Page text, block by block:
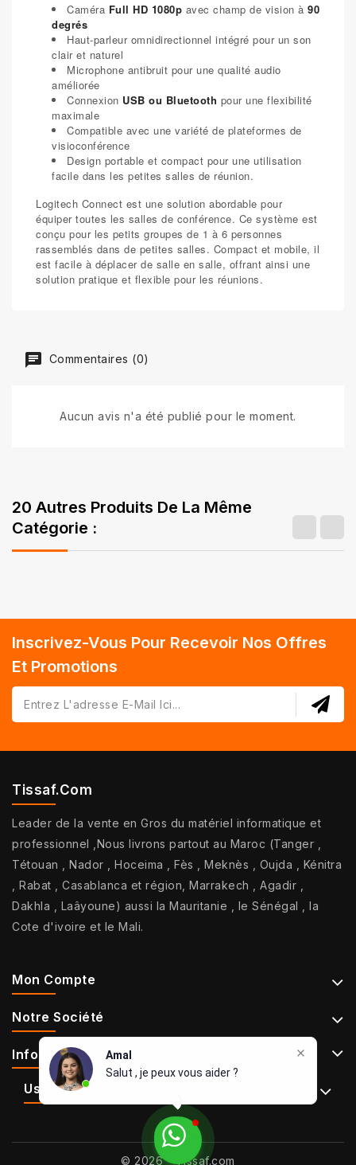
Amal
Salut , je peux vous aider ?
Caméra Full HD 1080p avec champ de vision à 90
degrés
Haut-parleur omnidirectionnel intégré pour un son
clair et naturel
Microphone antibruit pour une qualité audio
améliorée
Connexion USB ou Bluetooth pour une flexibilité
maximale
Compatible avec une variété de plateformes de
visioconférence
Design portable et compact pour une utilisation
facile dans les petites salles de réunion.
Logitech Connect est une solution abordable pour
équiper toutes les salles de conférence. Ce système est
conçu pour les petits groupes de 1 à 6 personnes
rassemblés dans de petites salles. Compact et mobile, il
est facile à déplacer de salle en salle, offrant ainsi une
solution pratique et flexible pour les réunions.
Commentaires (0)
Aucun avis n'a été publié pour le moment.
20 Autres Produits De La Même
Catégorie :
Inscrivez-Vous Pour Recevoir Nos Offres
Et Promotions
Tissaf.com
Leader de la vente en Gros du matériel informatique et
professionnel ,Nous livrons partout au Maroc (Tanger ,
Tétouan , Nador , Hoceima , Fès , Meknès , Oujda , Kénitra
, Rabat , Casablanca et région, Marrakech , Agadir ,
Dakhla , Laâyoune) aussi la Mauritanie , le Sénégal , la
Cote d'ivoire et le Mali.
Mon Compte
Notre Société
Informations De Contact
Use Full Links
© 2026 - Tissaf.com